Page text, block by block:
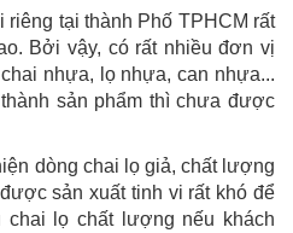
tại thành Phố TPHCM rất
Bởi vậy, có rất nhiều đơn vị
nhựa, lọ nhựa, can nhựa...
sản phẩm thì chưa được
dòng chai lọ giả, chất lượng
sản xuất tinh vi rất khó để
chai lọ chất lượng nếu khách